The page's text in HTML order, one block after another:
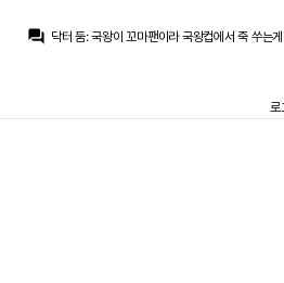
question_answer 닥터 둠:국왕이 꼬마팬이라 국왕컵에서 죽 쑤는게 아닐
행복회로 돌려보면 내년에 니코파스 복귀
로